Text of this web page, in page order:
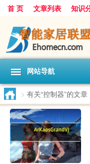
首 页 文章列表 知识
网站导航
> 有关“控制器”的文章